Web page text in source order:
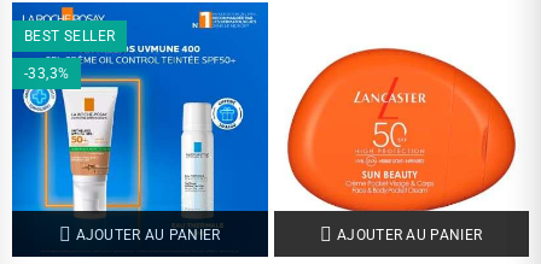
BEST SELLER
-33,3%
AJOUTER AU PANIER AJOUTER AU PANIER